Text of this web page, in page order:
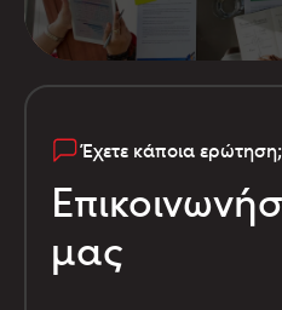
Έχετε κάποια ερώτηση;
μας